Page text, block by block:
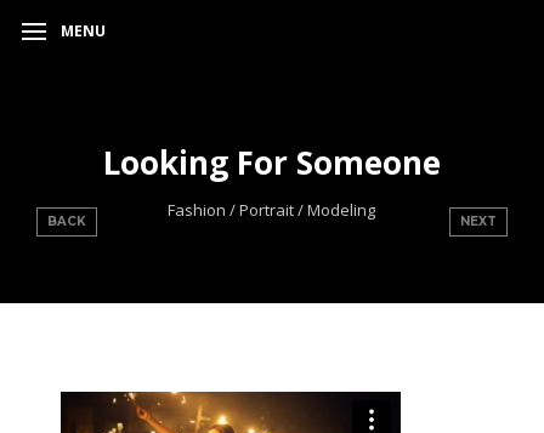
MENU
Looking For Someone
Fashion / Portrait / Modeling
BACK NEXT